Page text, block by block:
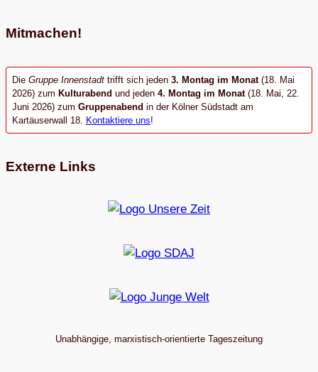
Mitmachen!
Die Gruppe Innenstadt trifft sich jeden 3. Montag im Monat (18. Mai
2026) zum Kulturabend und jeden 4. Montag im Monat(18. Mai, 22.
Juni 2026) zum Gruppenabend in der Kölner Südstadt am
Kartäuserwall 18. Kontaktiere uns!
Externe Links
Unabhängige, marxistisch-orientierte Tageszeitung